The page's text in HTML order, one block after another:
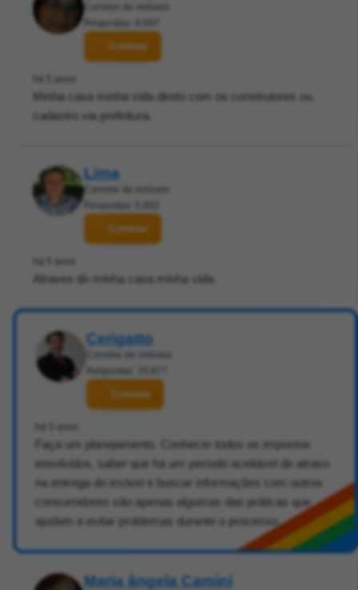
Corretor de imóveis
Respostas: 8.097
Contatar
há 5 anos
Minha casa minha vida direto com os construtores ou
cadastro via prefeitura.
Lima
Corretor de imóveis
Respostas: 5.882
Contatar
há 5 anos
Atraves do minha casa minha vida.
Cerigatto
Corretor de imóveis
Respostas: 20.877
Contatar
há 5 anos
Faça um planejamento. Conhecer todos os impostos
envolvidos, saber que há um período aceitável de atraso
na entrega do imóvel e buscar informações com outros
consumidores são apenas algumas das práticas que
ajudam a evitar problemas durante o processo.
Maria ângela Camini